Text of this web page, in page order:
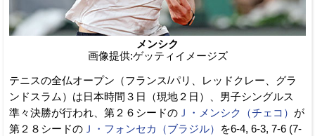
メンシク
画像提供:ゲッティイメージズ
テニスの全仏オープン（フランス/パリ、レッドクレー、グラ
ンドスラム）は日本時間３日（現地２日）、男子シングルス
準々決勝が行われ、第２６シードの Ｊ・メンシク（チェコ） が
第２８シードの Ｊ・フォンセカ（ブラジル）
を6-4, 6-3, 7-6 (7-